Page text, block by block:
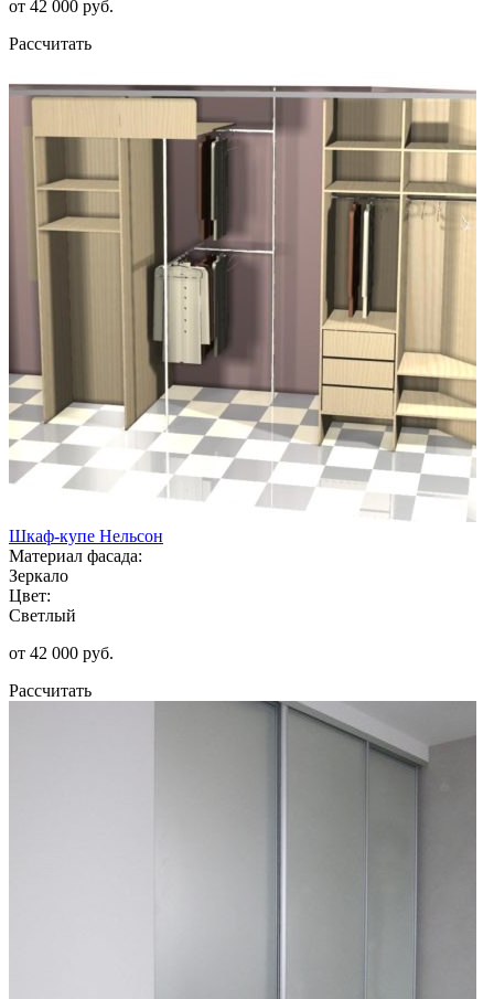
от 42 000 руб.
Рассчитать
Шкаф-купе Нельсон
Материал фасада:
Зеркало
Цвет:
Светлый
от 42 000 руб.
Рассчитать